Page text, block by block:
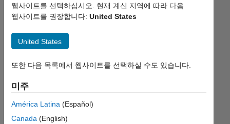
Problem
353. Back
to basics 9
- Indexed
References
Alan
Chalker
463
웹사이트를 선택하십시오. 현재 계신 지역에 따라 다음
웹사이트를 권장합니다: United States
United States
또한 다음 목록에서 웹사이트를 선택하실 수도 있습니다.
미주
América Latina (Español)
Canada (English)